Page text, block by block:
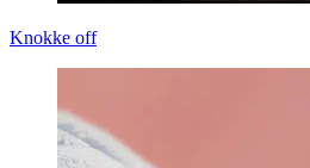
Knokke off